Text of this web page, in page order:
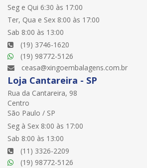
Seg e Qui 6:30 às 17:00
Ter, Qua e Sex 8:00 às 17:00
Sab 8:00 às 13:00
(19) 3746-1620
(19) 98772-5126
ceasa@xingoembalagens.com.br
Loja Cantareira - SP
Rua da Cantareira, 98
Centro
São Paulo / SP
Seg à Sex 8:00 às 17:00
Sab 8:00 às 13:00
(11) 3326-2209
(19) 98772-5126